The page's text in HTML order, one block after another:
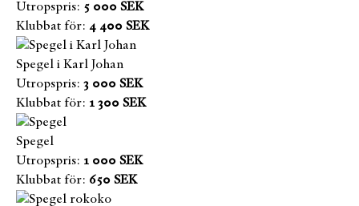
Utropspris: 5 000 SEK
Klubbat för: 4 400 SEK
Spegel i Karl Johan
Utropspris: 3 000 SEK
Klubbat för: 1 300 SEK
Spegel
Utropspris: 1 000 SEK
Klubbat för: 650 SEK